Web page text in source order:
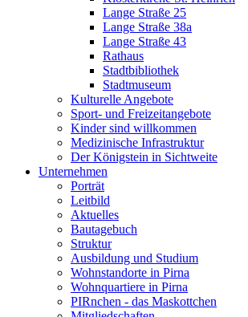
Lange Straße 25
Lange Straße 38a
Lange Straße 43
Rathaus
Stadtbibliothek
Stadtmuseum
Kulturelle Angebote
Sport- und Freizeitangebote
Kinder sind willkommen
Medizinische Infrastruktur
Der Königstein in Sichtweite
Unternehmen
Porträt
Leitbild
Aktuelles
Bautagebuch
Struktur
Ausbildung und Studium
Wohnstandorte in Pirna
Wohnquartiere in Pirna
PIRnchen - das Maskottchen